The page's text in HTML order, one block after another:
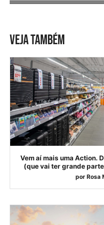
VEJA TAMBÉM
Vem aí mais uma Action.
(que vai ter grande
por Rosa